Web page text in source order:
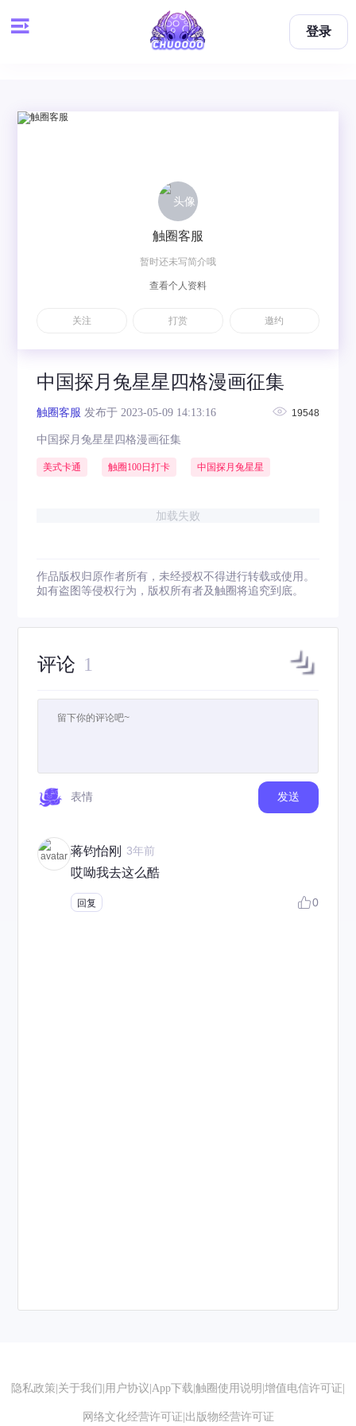
登录
中国探月兔星星四格漫画征集
触圈客服 发布于 2023-05-09 14:13:16 19548
中国探月兔星星四格漫画征集
美式卡通 触圈100日打卡 中国探月兔星星
加载失败
作品版权归原作者所有，未经授权不得进行转载或使用。
如有盗图等侵权行为，版权所有者及触圈将追究到底。
评论 1
表情 发送
蒋钧怡刚 3年前
哎呦我去这么酷
回复 0
触圈客服
暂时还未写简介哦
查看个人资料
关注 打赏 邀约
隐私政策 关于我们 用户协议 App下载 触圈使用说明 增值电信许可证
网络文化经营许可证 出版物经营许可证